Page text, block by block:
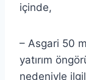
içinde,
– Asgari 50
yatırım
nedeniyle